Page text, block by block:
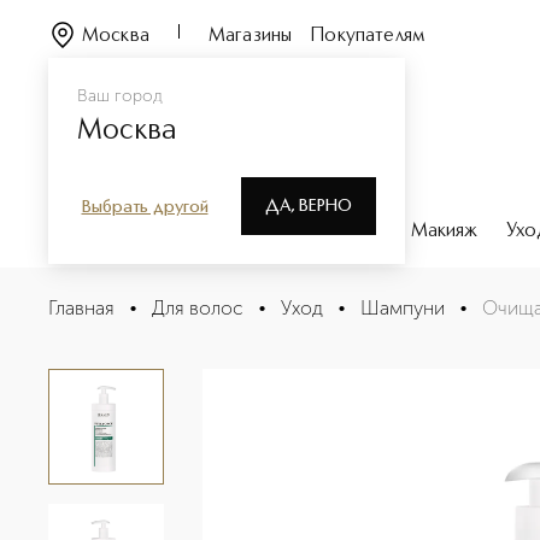
Ваш город
Москва
Выбрать другой ДА, ВЕРНО
Москва Магазины Покупателям
Парфюмерия Макияж
Очищающий шампунь для волос и кожи головы с
Описание
Главная • Для волос • Уход • Шампуни •